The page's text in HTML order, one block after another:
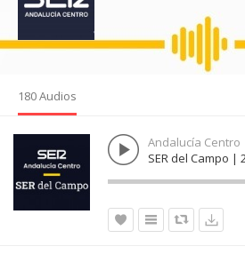
180 Audios
Andalucía Centro
SER del Campo |